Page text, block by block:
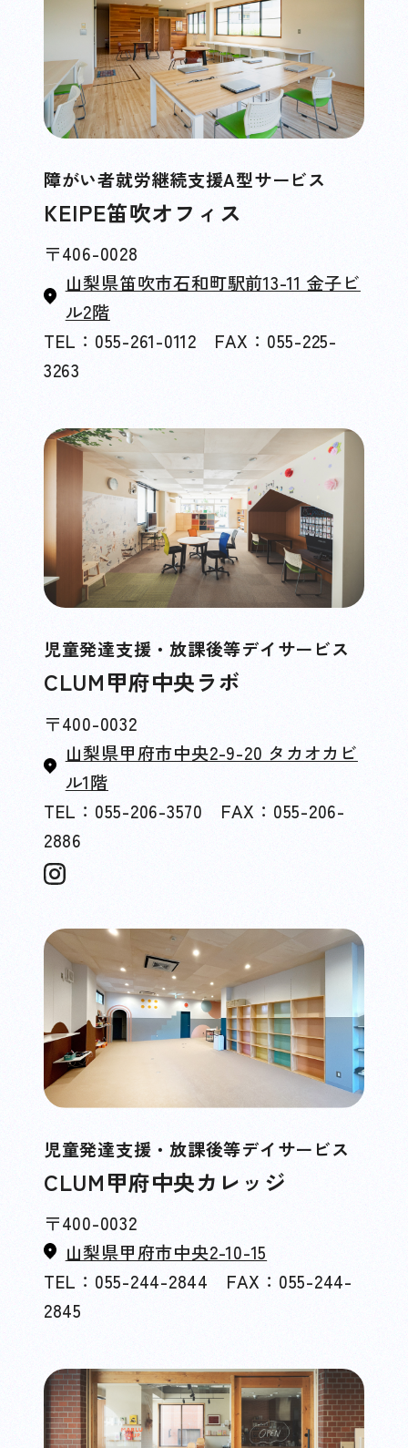
障がい者就労継続支援A型サービス
KEIPE笛吹オフィス
〒406-0028
山梨県笛吹市石和町駅前13-11 金子ビ
ル2階
TEL：055-261-0112 FAX：055-225-
3263
児童発達支援・放課後等デイサービス
CLUM甲府中央ラボ
〒400-0032
山梨県甲府市中央2-9-20 タカオカビ
ル1階
TEL：055-206-3570 FAX：055-206-
2886
児童発達支援・放課後等デイサービス
CLUM甲府中央カレッジ
〒400-0032
山梨県甲府市中央2-10-15
TEL：055-244-2844 FAX：055-244-
2845